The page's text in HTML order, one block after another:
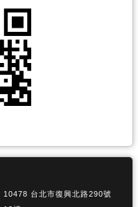
10478 台北市復興北路290號